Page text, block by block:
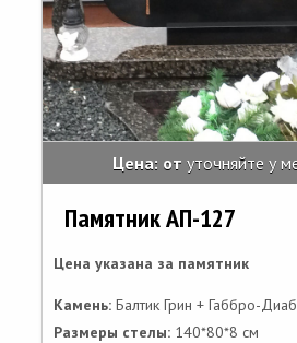
Цена: от уточняйте у
Памятник АП-127
Цена указана за памятник
Камень: Балтик Грин + Габбро-
Размеры стелы: 140*80*8 см